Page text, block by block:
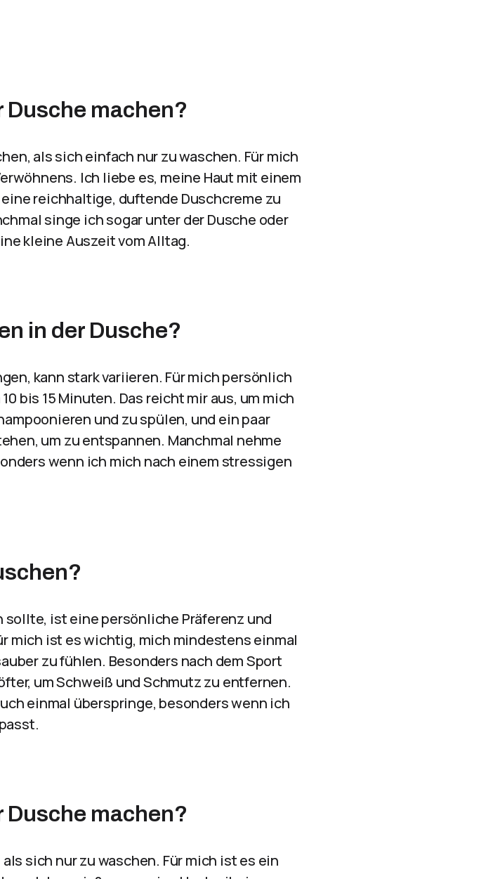
Dusche machen?
als sich einfach nur zu waschen. Für mich
Ich liebe es, meine Haut mit einem
reichhaltige, duftende Duschcreme zu
singe ich sogar unter der Dusche oder
kleine Auszeit vom Alltag.
in der Dusche?
kann stark variieren. Für mich persönlich
bis 15 Minuten. Das reicht mir aus, um mich
und zu spülen, und ein paar
um zu entspannen. Manchmal nehme
wenn ich mich nach einem stressigen
sollte, ist eine persönliche Präferenz und
mich ist es wichtig, mich mindestens einmal
zu fühlen. Besonders nach dem Sport
um Schweiß und Schmutz zu entfernen.
einmal überspringe, besonders wenn ich
Dusche machen?
sich nur zu waschen. Für mich ist es ein